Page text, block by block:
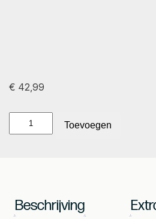
€ 42,99
Products
aantal
Toevoegen
Beschrijving